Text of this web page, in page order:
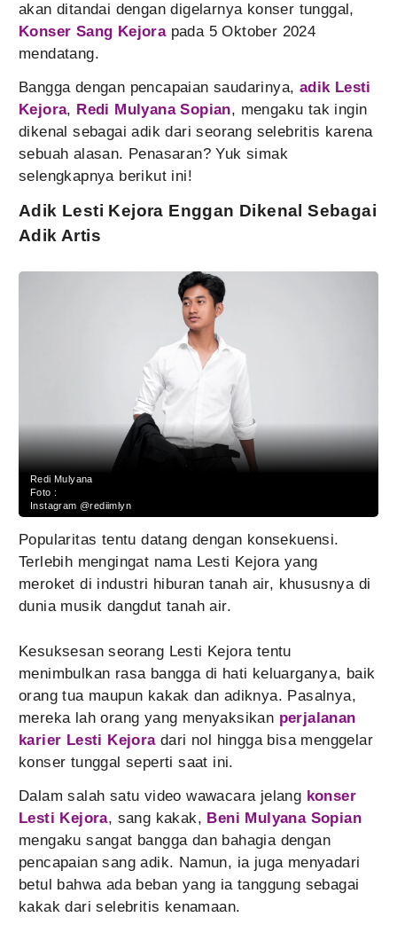
akan ditandai dengan digelarnya konser tunggal,
Konser Sang Kejorapada 5 Oktober 2024
mendatang.
Bangga dengan pencapaian saudarinya, adik Lesti
Kejora, Redi Mulyana Sopian, mengaku tak ingin
dikenal sebagai adik dari seorang selebritis karena
sebuah alasan. Penasaran? Yuk simak
selengkapnya berikut ini!
Adik Lesti Kejora Enggan Dikenal Sebagai
Adik Artis
Redi Mulyana
Foto :
Instagram @rediimlyn
Popularitas tentu datang dengan konsekuensi.
Terlebih mengingat nama Lesti Kejora yang
meroket di industri hiburan tanah air, khususnya di
dunia musik dangdut tanah air.
Kesuksesan seorang Lesti Kejora tentu
menimbulkan rasa bangga di hati keluarganya, baik
orang tua maupun kakak dan adiknya. Pasalnya,
mereka lah orang yang menyaksikan perjalanan
karier Lesti Kejoradari nol hingga bisa menggelar
konser tunggal seperti saat ini.
Dalam salah satu video wawacara jelang konser
Lesti Kejora, sang kakak, Beni Mulyana Sopian
mengaku sangat bangga dan bahagia dengan
pencapaian sang adik. Namun, ia juga menyadari
betul bahwa ada beban yang ia tanggung sebagai
kakak dari selebritis kenamaan.